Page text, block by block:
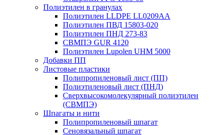
Полиэтилен в гранулах
Полиэтилен LLDPE LL0209AA
Полиэтилен ПВД 15803-020
Полиэтилен ПНД 273-83
СВМПЭ GUR 4120
Полиэтилен Lupolen UHM 5000
Добавки ПП
Листовые пластики
Полипропиленовый лист (ПП)
Полиэтиленовый лист (ПНД)
Сверхвысокомолекулярный полиэтилен
(СВМПЭ)
Шпагаты и нити
Полипропиленовый шпагат
Сеновязальный шпагат